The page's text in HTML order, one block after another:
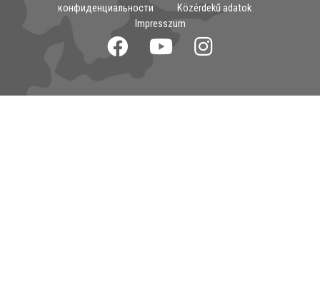
конфиденциальности
Közérdekű adatok
Impresszum